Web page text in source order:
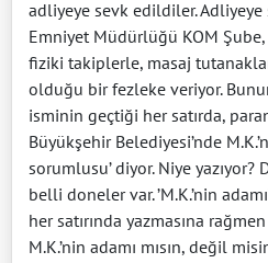
adliyeye sevk edildiler.
Emniyet Müdürlüğü KOM
fiziki takiplerle, masaj
olduğu bir fezleke veriyor.
isminin geçtiği her satırda,
Büyükşehir Belediyesi’nde
sorumlusu’ diyor. Niye
belli doneler var. ’M.K.’nin
her satırında yazmasına rağmen
M.K.’nin adamı mısın, değil